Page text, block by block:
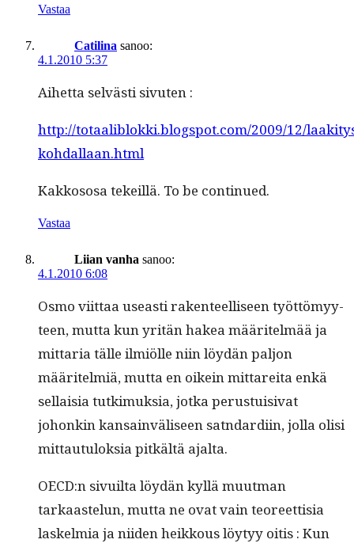
Vastaa
Catilina sanoo:
4.1.2010 5:37
Aihet­ta selvästi sivuten :
http://totaaliblokki.blogspot.com/2009/12/
kohdallaan.html
Kakkososa tekeil­lä. To be continued.
Vastaa
Liian vanha sanoo:
4.1.2010 6:08
Osmo viit­taa use­asti rak­en­teel­liseen työt­tömyy­
teen, mut­ta kun yritän hakea määritelmää ja
mit­taria tälle ilmiölle niin löy­dän paljon
määritelmiä, mut­ta en oikein mittare­i­ta enkä
sel­l­aisia tutkimuk­sia, jot­ka perus­tu­isi­vat
johonkin kan­sain­väliseen sat­ndard­i­in, jol­la olisi
mit­tau­tu­lok­sia pitkältä ajalta.
OECD:n sivuil­ta löy­dän kyl­lä muut­man
tarkaastelun, mut­ta ne ovat vain teo­reet­tisia
laskelmia ja niiden heikkous löy­tyy oitis : Kun